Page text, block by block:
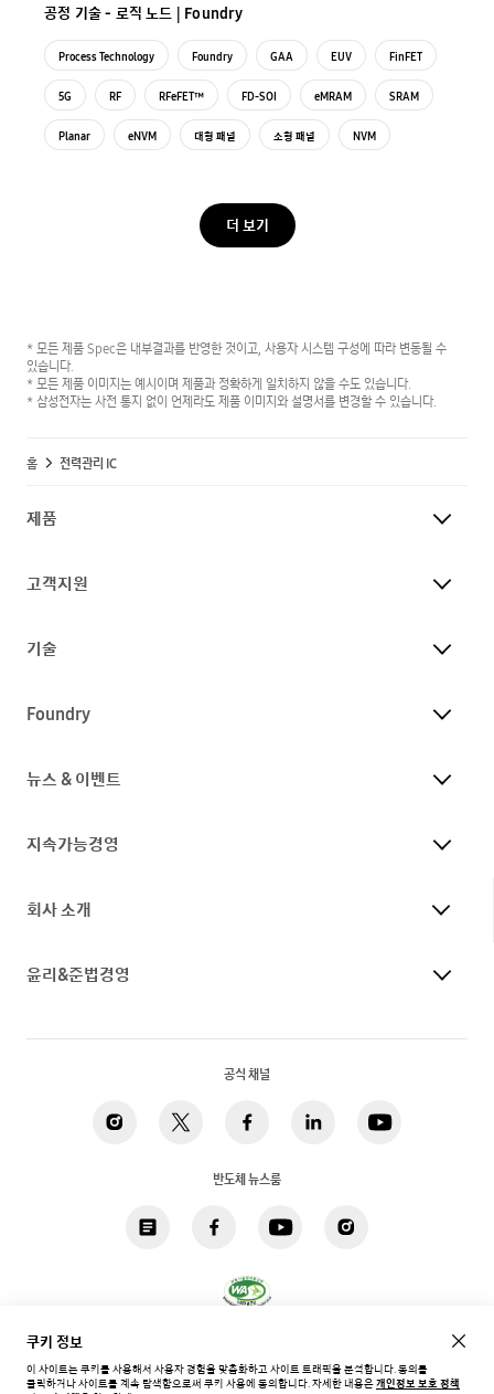
공정 기술 - 로직 노드 | Foundry
Process Technology Foundry GAA EUV FinFET
5G RF RFeFET™ FD-SOI eMRAM SRAM
Planar eNVM 대형 패널 소형 패널 NVM
오토모티브 더 보기
* 모든 제품 Spec은 내부결과를 반영한 것이고, 사용자 시스템 구성에 따라 변동될 수
있습니다.
* 모든 제품 이미지는 예시이며 제품과 정확하게 일치하지 않을 수도 있습니다.
* 삼성전자는 사전 통지 없이 언제라도 제품 이미지와 설명서를 변경할 수 있습니다.
홈 전력관리 IC
제품
고객지원
기술
Foundry
뉴스 & 이벤트
지속가능경영
회사 소개
윤리&준법경영
공식 채널
반도체 뉴스룸
쿠키 정보
이 사이트는 쿠키를 사용해서 사용자 경험을 맞춤화하고 사이트 트래픽을 분석합니다. 동의를
클릭하거나 사이트를 계속 탐색함으로써 쿠키 사용에 동의합니다.자세한 내용은개인정보 보호 정책